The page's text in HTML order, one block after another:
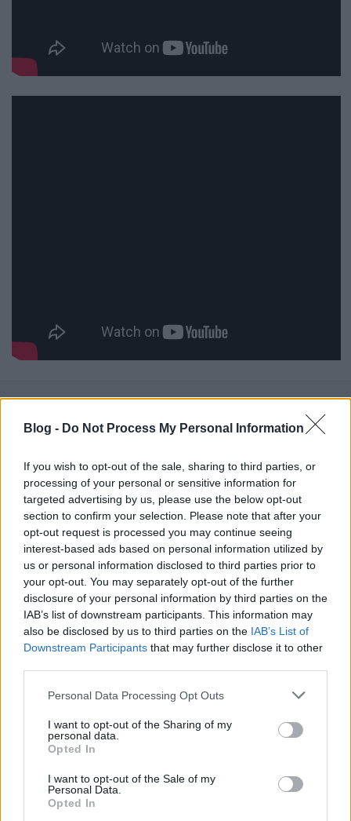
Blog - Do Not Process My Personal Information
If you wish to opt-out of the sale, sharing to third parties, or
processing of your personal or sensitive information for
targeted advertising by us, please use the below opt-out
section to confirm your selection. Please note that after your
opt-out request is processed you may continue seeing
interest-based ads based on personal information utilized by
us or personal information disclosed to third parties prior to
your opt-out. You may separately opt-out of the further
disclosure of your personal information by third parties on the
IAB’s list of downstream participants. This information may
also be disclosed by us to third parties on the IAB’s List of
Downstream Participants that may further disclose it to other
Please note that this website/app uses one or more Google
not limited to your visit or usage behaviour. You may click to
grant or deny consent to Google and its third-party tags to
use your data for below specified purposes in below Google
consent section.
Personal Data Processing Opt Outs
I want to opt-out of the Sharing of my
personal data.
Opted In
I want to opt-out of the Sale of my
Personal Data.
Opted In
Ajánlott bejegyzések:
Thrillert forgatott Tasnádi István - Itt az
előzetes
Villáminterjú Holtai Gáborral, az Itt érzem
magam otthon rendezőjével
A magyarhangya bemutatja: A leselkedő